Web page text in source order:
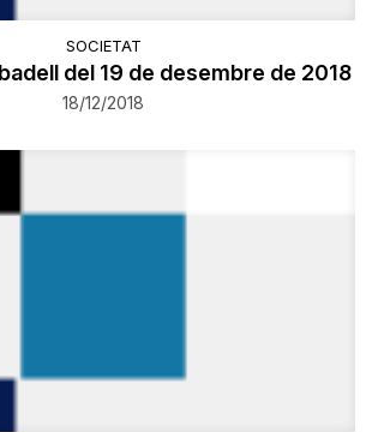
SOCIETAT
del 19 de desembre de 2018
18/12/2018